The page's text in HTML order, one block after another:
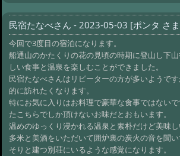
民宿たなべさん - 2023-05-03 [ポンタ さ
今回で3度目の宿泊になります。
船通山のかたくりの花の見頃の時期に登山し下
しい食事と温泉を楽しむことができました。
民宿たなべさんはリピーターの方が多いようで
的に訪れたくなります。
特にお気に入りはお料理で豪華な食事ではない
たこちらでしか頂けないお味だとおもいます。
温めのゆっくり浸かれる温泉と素朴だけど美味
多米と美酒をいただいて囲炉裏の炭火の音を聞
そりと建つ別荘にいるような感覚になります。